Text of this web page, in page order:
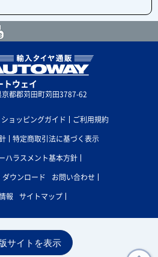
トウェイ
都郡苅田町苅田3787-62
ショッピングガイド
ご利用規約
特定商取引法に基づく表示
ハラスメント基本方針
ウンロード
お問い合わせ
報
サイトマップ
サイトを表示